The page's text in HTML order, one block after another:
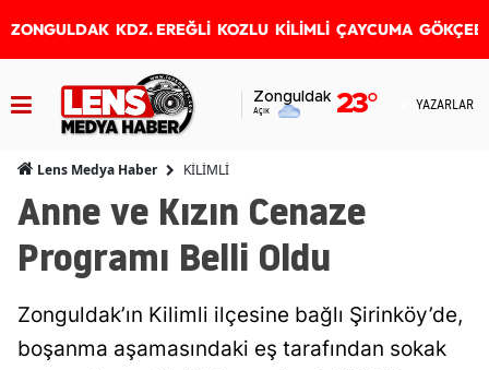
ZONGULDAK KDZ. EREĞLİ KOZLU KİLİMLİ ÇAYCUMA
Zonguldak
Açık 23° YAZARLAR
Lens Medya Haber KİLİMLİ
Anne ve Kızın Cenaze
Programı Belli Oldu
Zonguldak’ın Kilimli ilçesine bağlı Şirinköy’de,
boşanma aşamasındaki eş tarafından sokak